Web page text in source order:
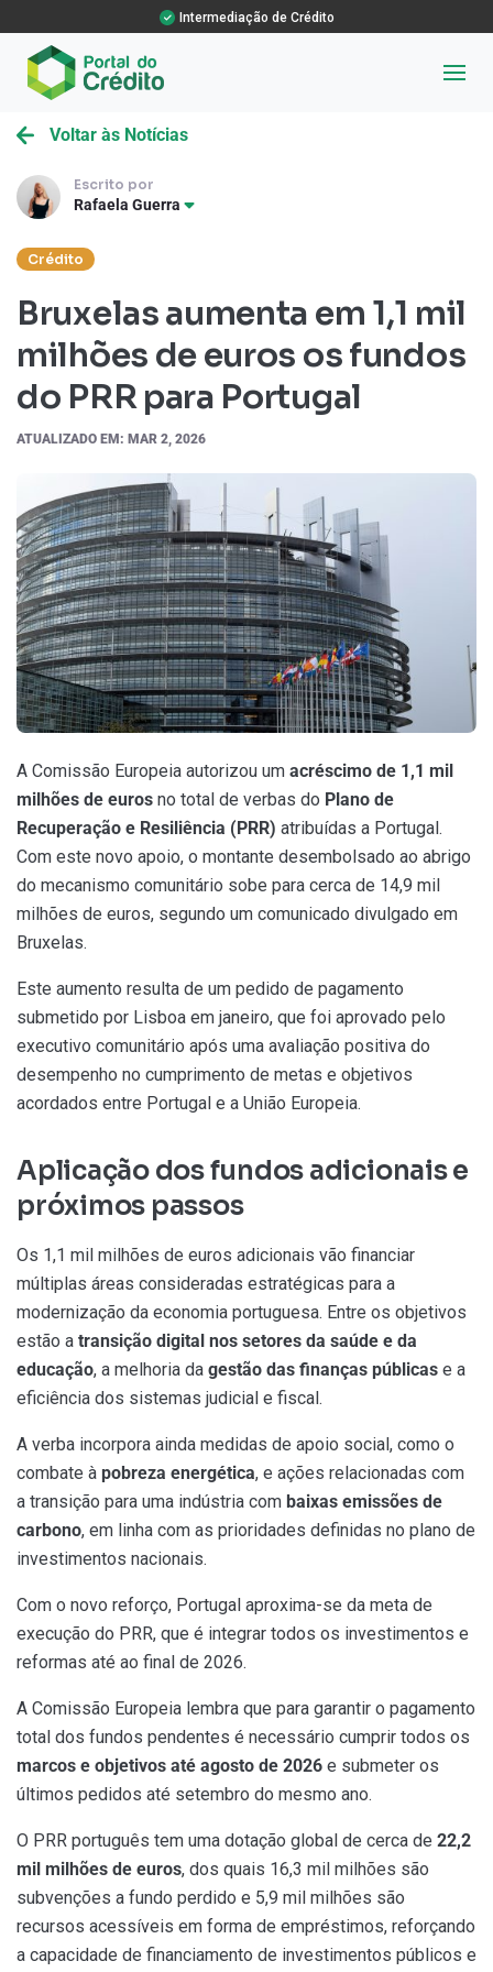
Intermediação de Crédito
Voltar às Notícias
Escrito por
Rafaela Guerra
Crédito
Bruxelas aumenta em 1,1 mil
milhões de euros os fundos
do PRR para Portugal
ATUALIZADO EM: MAR 2, 2026
A Comissão Europeia autorizou um acréscimo de 1,1 mil
milhões de euros no total de verbas do Plano de
Recuperação e Resiliência (PRR) atribuídas a Portugal.
Com este novo apoio, o montante desembolsado ao abrigo
do mecanismo comunitário sobe para cerca de 14,9 mil
milhões de euros, segundo um comunicado divulgado em
Bruxelas.
Este aumento resulta de um pedido de pagamento
submetido por Lisboa em janeiro, que foi aprovado pelo
executivo comunitário após uma avaliação positiva do
desempenho no cumprimento de metas e objetivos
acordados entre Portugal e a União Europeia.
Aplicação dos fundos adicionaise
próximos passos
Os 1,1 mil milhões de euros adicionais vão financiar
múltiplas áreas consideradas estratégicas para a
modernização da economia portuguesa. Entre os objetivos
estão a transição digital nos setores da saúde e da
educação, a melhoria da gestão das finanças públicas e a
eficiência dos sistemas judicial e fiscal.
A verba incorpora ainda medidas de apoio social, como o
combate à pobreza energética, e ações relacionadas com
a transição para uma indústria com baixas emissões de
carbono, em linha com as prioridades definidas no plano de
investimentos nacionais.
Com o novo reforço, Portugal aproxima-se da meta de
execução do PRR, que é integrar todos os investimentos e
reformas até ao final de 2026.
A Comissão Europeia lembra que para garantir o pagamento
total dos fundos pendentes é necessário cumprir todos os
marcos e objetivos até agosto de 2026 e submeter os
últimos pedidos até setembro do mesmo ano.
O PRR português tem uma dotação global de cerca de 22,2
mil milhões de euros, dos quais 16,3 mil milhões são
subvenções a fundo perdido e 5,9 mil milhões são
recursos acessíveis em forma de empréstimos, reforçando
a capacidade de financiamento de investimentos públicos e